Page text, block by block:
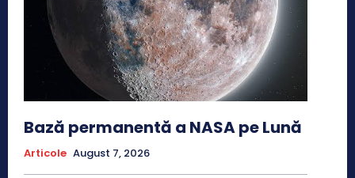
Bază permanentă a NASA pe Lună
Articole August 7, 2026